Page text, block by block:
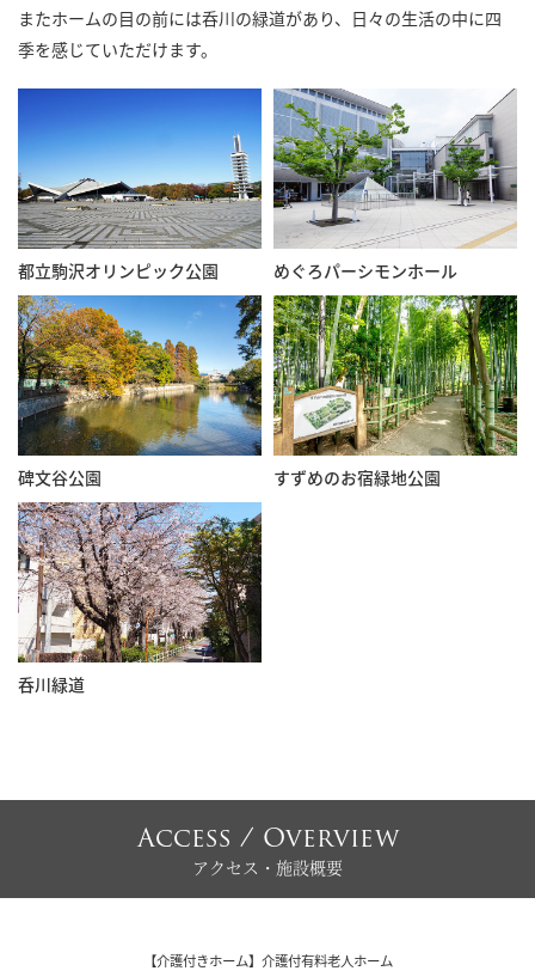
またホームの目の前には呑川の緑道があり、日々の生活の中に四
季を感じていただけます。
都立駒沢オリンピック公園 めぐろパーシモンホール
碑文谷公園 すずめのお宿緑地公園
呑川緑道
Access / Overview
アクセス・施設概要
【介護付きホーム】介護付有料老人ホーム